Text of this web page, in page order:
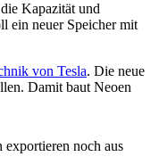
Kapazität und
ein neuer Speicher mit
von Tesla. Die neue
Damit baut Neoen
exportieren noch aus